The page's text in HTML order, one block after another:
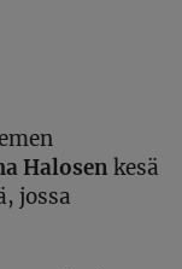
Halosen kesä
jossa